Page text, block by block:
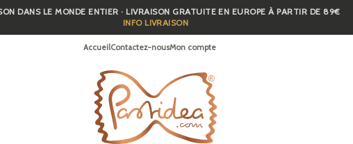
DANS LE MONDE ENTIER · LIVRAISON GRATUITE EN EUROPE À PARTIR DE 89€
INFO LIVRAISON
AccueilContactez-nousMon compte